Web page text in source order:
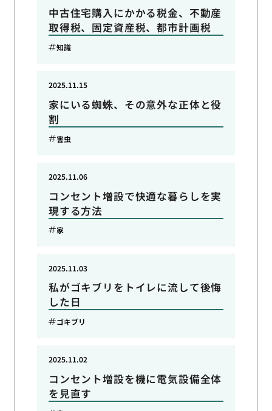
中古住宅購入にかかる税金、不動産
取得税、固定資産税、都市計画税
知識
家にいる蜘蛛、その意外な正体と役
割
2025.11.15
害虫
コンセント増設で快適な暮らしを実
現する方法
2025.11.06
家
私がゴキブリをトイレに流して後悔
した日
2025.11.03
ゴキブリ
コンセント増設を機に電気設備全体
を見直す
2025.11.02